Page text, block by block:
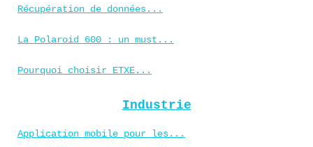
Récupération de données...
La Polaroid 600 : un must...
Pourquoi choisir ETXE...
Industrie
Application mobile pour les...